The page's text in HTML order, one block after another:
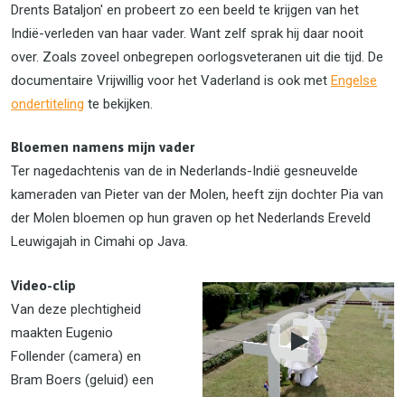
Drents Bataljon' en probeert zo een beeld te krijgen van het
Indië-verleden van haar vader. Want zelf sprak hij daar nooit
over. Zoals zoveel onbegrepen oorlogsveteranen uit die tijd. De
documentaire Vrijwillig voor het Vaderland is ook met Engelse
ondertiteling te bekijken.
Bloemen namens mijn vader
Ter nagedachtenis van de in Nederlands-Indië gesneuvelde
kameraden van Pieter van der Molen, heeft zijn dochter Pia van
der Molen bloemen op hun graven op het Nederlands Ereveld
Leuwigajah in Cimahi op Java.
Video-clip
Van deze plechtigheid
maakten Eugenio
Follender (camera) en
Bram Boers (geluid) een